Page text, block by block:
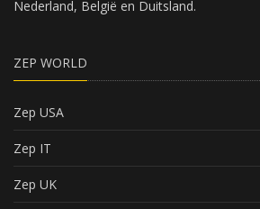
Nederland, België en Duitsland.
ZEP WORLD
Zep USA
Zep IT
Zep UK